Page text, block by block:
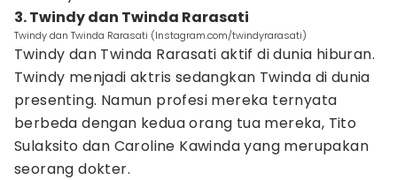
3. Twindy dan Twinda Rarasati
Twindy dan Twinda Rarasati (Instagram.com/twindyrarasati)
Twindy dan Twinda Rarasati aktif di dunia hiburan.
Twindy menjadi aktris sedangkan Twinda di dunia
presenting. Namun profesi mereka ternyata
berbeda dengan kedua orang tua mereka, Tito
Sulaksito dan Caroline Kawinda yang merupakan
seorang dokter.